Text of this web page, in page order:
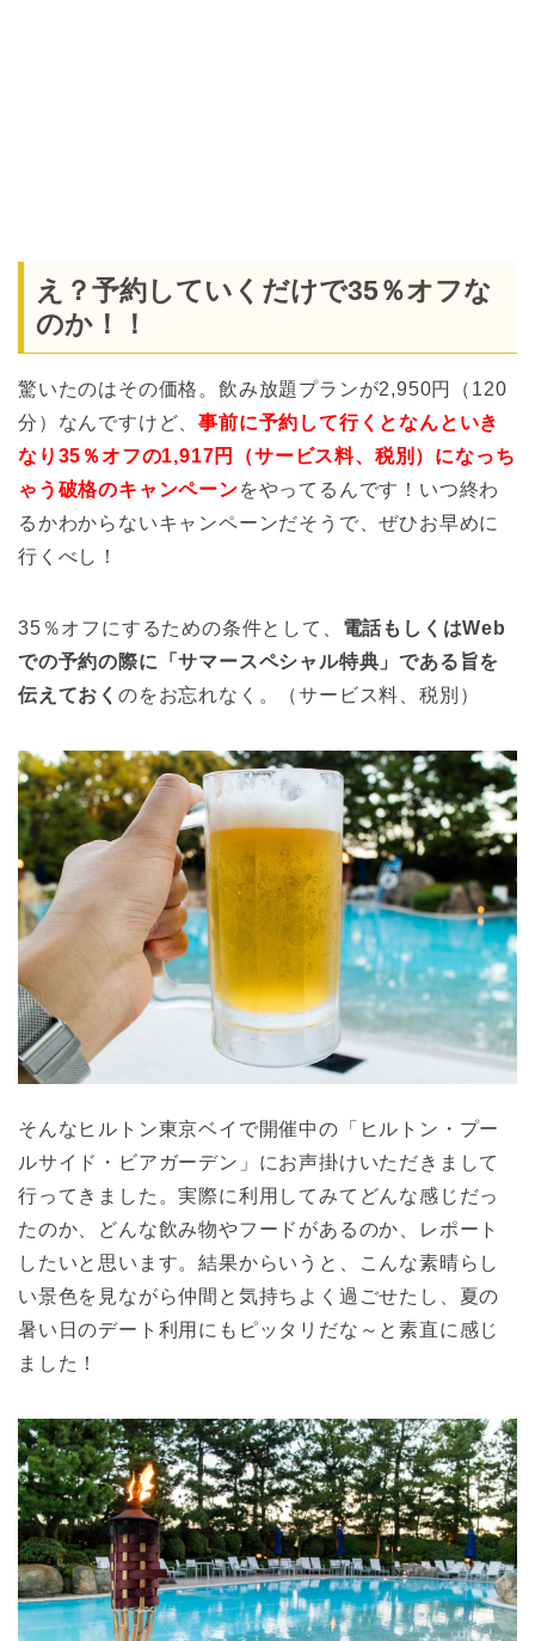
え？予約していくだけで35％オフな
のか！！
驚いたのはその価格。飲み放題プランが2,950円（120
分）なんですけど、事前に予約して行くとなんといき
なり35％オフの1,917円（サービス料、税別）になっち
ゃう破格のキャンペーンをやってるんです！いつ終わ
るかわからないキャンペーンだそうで、ぜひお早めに
行くべし！
35％オフにするための条件として、 電話もしくはWeb
での予約の際に「サマースペシャル特典」である旨を
伝えておく のをお忘れなく。（サービス料、税別）
そんなヒルトン東京ベイで開催中の「ヒルトン・プー
ルサイド・ビアガーデン」にお声掛けいただきまして
行ってきました。実際に利用してみてどんな感じだっ
たのか、どんな飲み物やフードがあるのか、レポート
したいと思います。結果からいうと、こんな素晴らし
い景色を見ながら仲間と気持ちよく過ごせたし、夏の
暑い日のデート利用にもピッタリだな～と素直に感じ
ました！